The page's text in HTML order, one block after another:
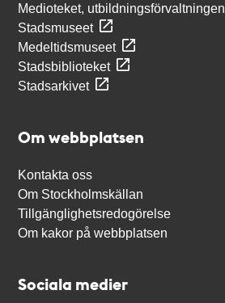
Medioteket, utbildningsförvaltningen
Stadsmuseet
Medeltidsmuseet
Stadsbiblioteket
Stadsarkivet
Om webbplatsen
Kontakta oss
Om Stockholmskällan
Tillgänglighetsredogörelse
Om kakor på webbplatsen
Sociala medier